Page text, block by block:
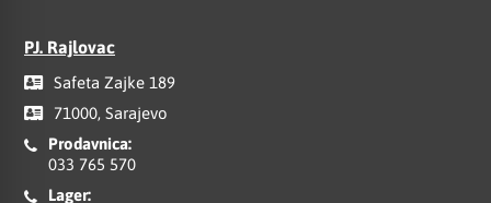
PJ. Rajlovac
Safeta Zajke 189
71000, Sarajevo
Prodavnica:
033 765 570
Lager: